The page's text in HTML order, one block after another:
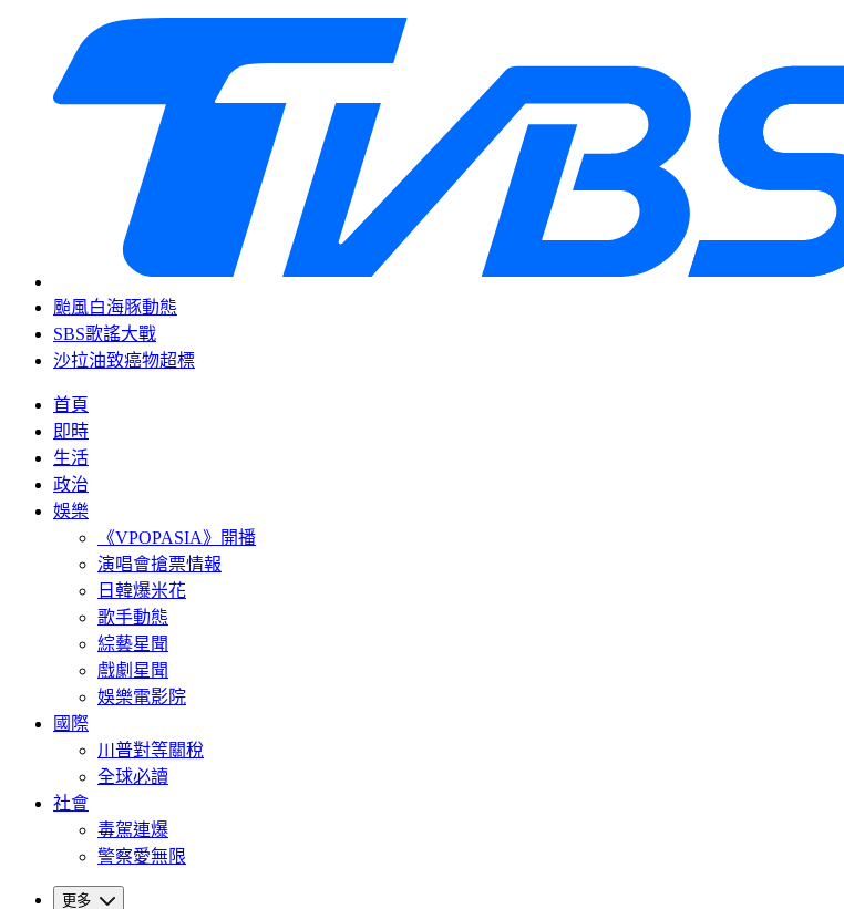
颱風白海豚動態
SBS歌謠大戰
沙拉油致癌物超標
首頁
即時
生活
政治
娛樂
《VPOPASIA》開播
演唱會搶票情報
日韓爆米花
歌手動態
綜藝星聞
戲劇星聞
娛樂電影院
國際
川普對等關稅
全球必讀
社會
毒駕連爆
警察愛無限
更多